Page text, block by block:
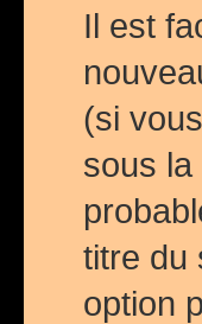
Il est
(si
sous
titre du
option